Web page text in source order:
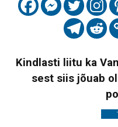
Kindlasti liitu ka
sest siis jõuab